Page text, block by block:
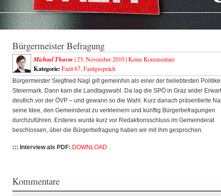
Bürgermeister Befragung
Michael Thurm | 23. November 2010 |Keine Kommentare
Kategorie: Fazit 67, Fazitgespräch
Bürgermeister Siegfried Nagl gilt gemeinhin als einer der beliebtesten
Steiermark. Dann kam die Landtagswahl. Da lag die SPÖ in Graz wider
deutlich vor der ÖVP – und gewann so die Wahl. Kurz danach präsentierte
seine Idee, den Gemeinderat zu verkleinern und künftig Bürgerbefragungen
durchzuführen. Ersteres wurde kurz vor Redaktionsschluss im Gemeinderat
beschlossen, über die Bürgerbefragung haben wir mit ihm gesprochen.
::: Interview als PDF: DOWNLOAD
Kommentare